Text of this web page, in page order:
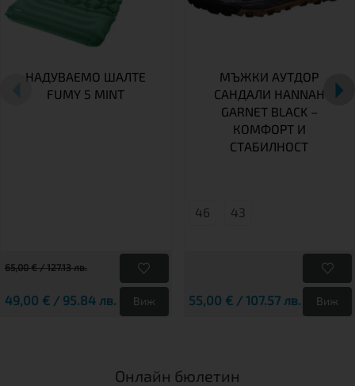
НАДУВАЕМО ШАЛТЕ
FUMY 5 MINT
65,00 € / 127.13 лв.
49,00 € / 95.84 лв. Виж
МЪЖКИ АУТДОР
САНДАЛИ HANNAH
GARNET BLACK –
КОМФОРТ И
СТАБИЛНОСТ
46 43
55,00 € / 107.57 лв. Виж
Онлайн бюлетин